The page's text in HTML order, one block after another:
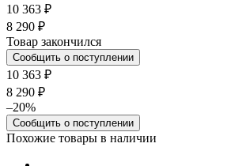
10 363 ₽
8 290 ₽
Товар закончился
Сообщить о поступлении
10 363 ₽
8 290 ₽
–20%
Сообщить о поступлении
Похожие товары в наличии